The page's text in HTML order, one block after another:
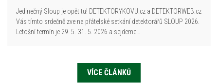
Jedinečný Sloup je opět tu! DETEKTORYKOVU.cz a DETEKTORWEB.cz
Vás tímto srdečně zve na přátelské setkání detektorářů SLOUP 2026.
Letošní termín je 29. 5.-31. 5. 2026 a sejdeme…
VÍCE ČLÁNKŮ